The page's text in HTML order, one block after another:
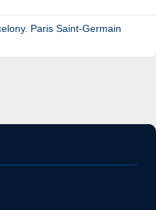
Paris Saint-Germain